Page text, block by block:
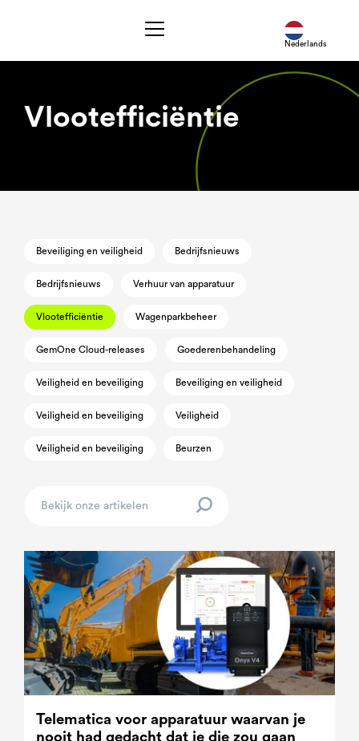
Nederlands
Vlootefficiëntie
Beveiliging en veiligheid Bedrijfsnieuws
Bedrijfsnieuws Verhuur van apparatuur
Vlootefficiëntie Wagenparkbeheer
GemOne Cloud-releases Goederenbehandeling
Veiligheid en beveiliging Beveiliging en veiligheid
Veiligheid en beveiliging Veiligheid
Veiligheid en beveiliging Beurzen
Telematica voor apparatuur waarvan je
nooit had gedacht dat je die zou gaan